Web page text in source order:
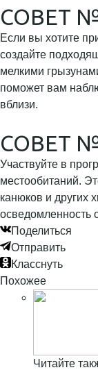
СОВЕТ
Если вы хотите
создайте
мелкими
поможет вам
вблизи.
СОВЕТ
Участвуйте в
местообитаний.
канюков и других
осведомленность
Поделиться
Отправить
Класснуть
Похожее
Читайте